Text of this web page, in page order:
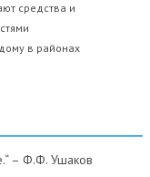
средства и
в районах
– Ф.Ф. Ушаков